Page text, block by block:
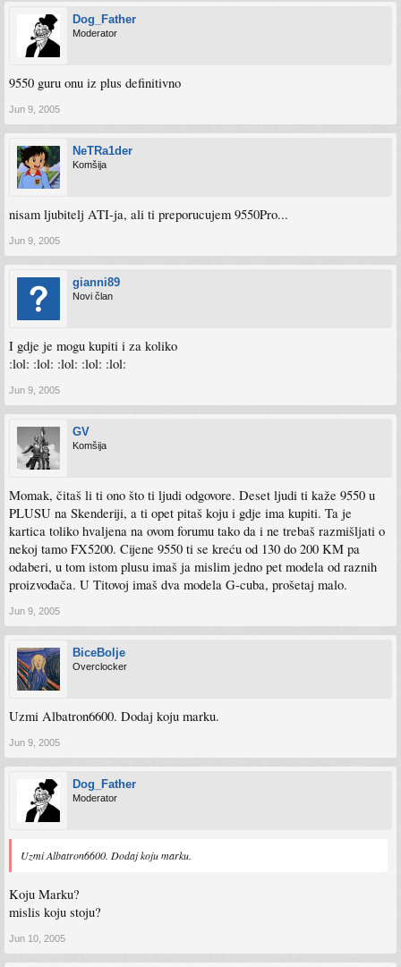
Dog_Father
Moderator
9550 guru onu iz plus definitivno
Jun 9, 2005
NeTRa1der
Komšija
nisam ljubitelj ATI-ja, ali ti preporucujem 9550Pro...
Jun 9, 2005
gianni89
Novi član
I gdje je mogu kupiti i za koliko
:lol: :lol: :lol: :lol: :lol:
Jun 9, 2005
GV
Komšija
Momak, čitaš li ti ono što ti ljudi odgovore. Deset ljudi ti kaže 9550 u
PLUSU na Skenderiji, a ti opet pitaš koju i gdje ima kupiti. Ta je
kartica toliko hvaljena na ovom forumu tako da i ne trebaš razmišljati o
nekoj tamo FX5200. Cijene 9550 ti se kreću od 130 do 200 KM pa
odaberi, u tom istom plusu imaš ja mislim jedno pet modela od raznih
proizvođača. U Titovoj imaš dva modela G-cuba, prošetaj malo.
Jun 9, 2005
BiceBolje
Overclocker
Uzmi Albatron6600. Dodaj koju marku.
Jun 9, 2005
Dog_Father
Moderator
Uzmi Albatron6600. Dodaj koju marku.
Koju Marku?
mislis koju stoju?
Jun 10, 2005